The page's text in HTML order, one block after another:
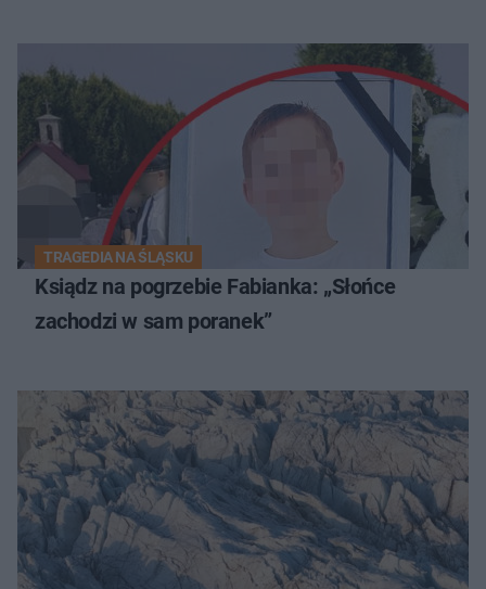
TRAGEDIA NA ŚLĄSKU
Ksiądz na pogrzebie Fabianka: „Słońce
zachodzi w sam poranek”